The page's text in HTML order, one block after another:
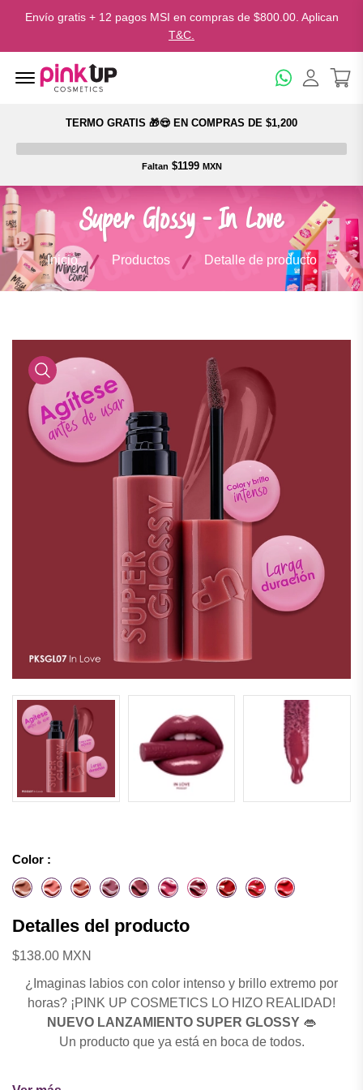
Envío gratis + 12 pagos MSI en compras de $800.00. Aplican
T&C.
Menu Open
TERMO GRATIS 🎁😍 EN COMPRAS DE $1,200
Faltan $1199 MXN
Super Glossy - In Love
Inicio Productos Detalle de producto
Color :
Detalles del producto
$138.00 MXN
¿Imaginas labios con color intenso y brillo extremo por
horas? ¡PINK UP COSMETICS LO HIZO REALIDAD!
NUEVO LANZAMIENTO SUPER GLOSSY 👄
Un producto que ya está en boca de todos.